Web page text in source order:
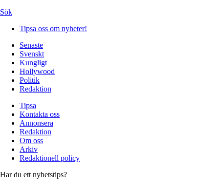
Sök
Tipsa oss om nyheter!
Senaste
Svenskt
Kungligt
Hollywood
Politik
Redaktion
Tipsa
Kontakta oss
Annonsera
Redaktion
Om oss
Arkiv
Redaktionell policy
Har du ett nyhetstips?